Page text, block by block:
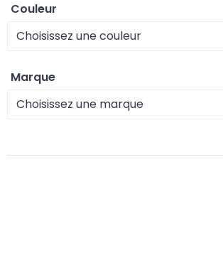
Couleur
Choisissez une couleur
Marque
Choisissez une marque